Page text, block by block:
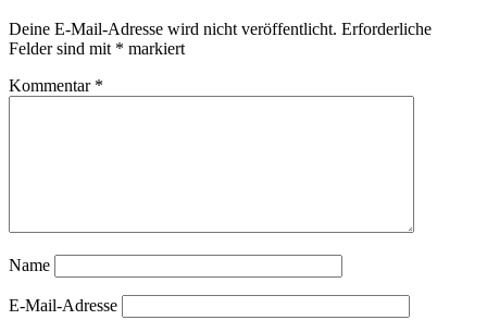
Deine E-Mail-Adresse wird nicht veröffentlicht. Erforderliche
Felder sind mit * markiert
Kommentar *
Name
E-Mail-Adresse